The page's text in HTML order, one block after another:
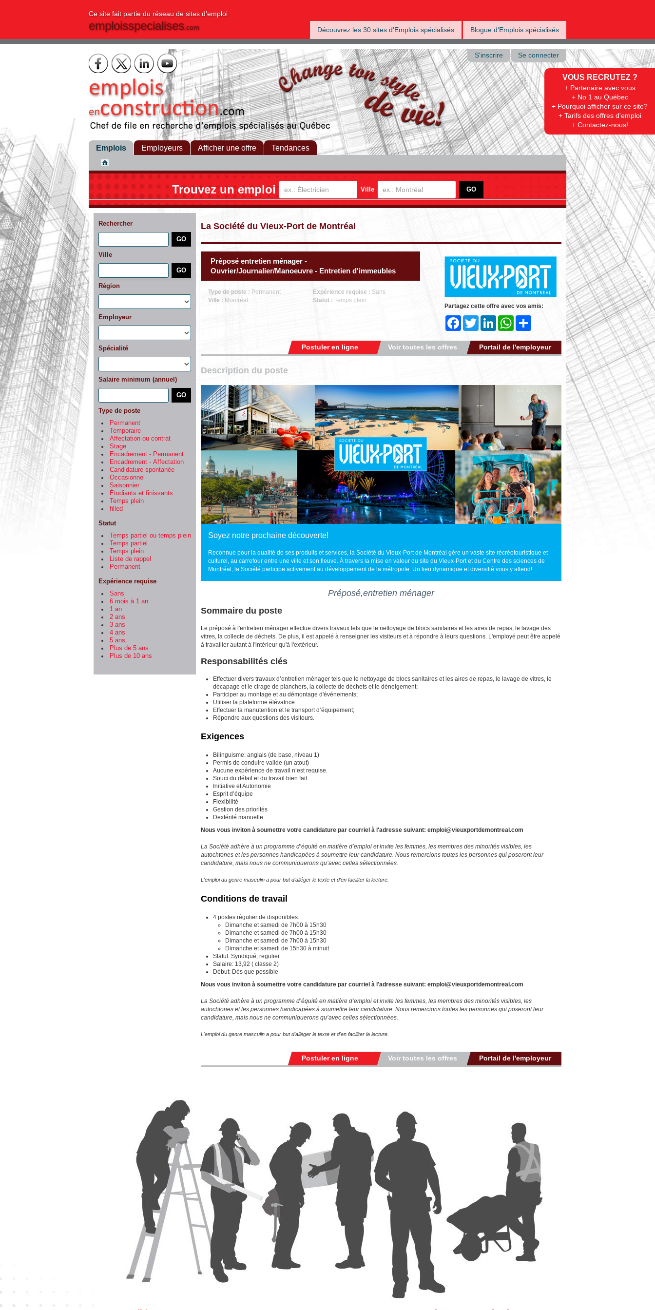
Ce site fait partie du réseau de sites d'emploi
emploisspecialises.com Découvrez les 30 sites d'Emplois spécialisés Blogue d'Emplois spécialisés
VOUS RECRUTEZ ?
+ Partenaire avec vous
+ No 1 au Québec
+ Pourquoi afficher sur ce site?
+ Tarifs des offres d'emploi
+ Contactez-nous!
S'inscrire Se connecter
Emplois Employeurs Afficher une offre Tendances
Trouvez un emploi Ville
Rechercher
Ville
Région
Employeur
Spécialité
Salaire minimum (annuel)
Type de poste
Permanent
Temporaire
Affectation ou contrat
Stage
Encadrement - Permanent
Encadrement - Affectation
Candidature spontanée
Occasionnel
Saisonnier
Étudiants et finissants
Temps plein
filled
Statut
Temps partiel ou temps plein
Temps partiel
Temps plein
Liste de rappel
Permanent
Expérience requise
Sans
6 mois à 1 an
1 an
2 ans
3 ans
4 ans
5 ans
Plus de 5 ans
Plus de 10 ans
La Société du Vieux-Port de Montréal
Préposé entretien ménager -
Ouvrier/Journalier/Manoeuvre - Entretien d'immeubles
Type de poste : Permanent
Ville : Montréal
Expérience requise : Sans
Statut : Temps plein
Partagez cette offre avec vos amis:
FacebookTwitter LinkedIn WhatsApp
Portail de l'employeur
Voir toutes les offres
Postuler en ligne
Description du poste
Soyez notre prochaine découverte!
Reconnue pour la qualité de ses produits et services, la Société du Vieux-Port de Montréal gère un vaste site récréotouristique et
culturel, au carrefour entre une ville et son fleuve. À travers la mise en valeur du site du Vieux-Port et du Centre des sciences de
Montréal, la Société participe activement au développement de la métropole. Un lieu dynamique et diversifié vous y attend!
Préposé,entretien ménager
Sommaire du poste
Le préposé à l'entretien ménager effectue divers travaux tels que le nettoyage de blocs sanitaires et les aires de repas, le lavage des
vitres, la collecte de déchets. De plus, il est appelé à renseigner les visiteurs et à répondre à leurs questions. L'employé peut être appelé
à travailler autant à l'intérieur qu'à l'extérieur.
Responsabilités clés
Effectuer divers travaux d’entretien ménager tels que le nettoyage de blocs sanitaires et les aires de repas, le lavage de vitres, le
décapage et le cirage de planchers, la collecte de déchets et le déneigement;
Participer au montage et au démontage d'événements;
Utiliser la plateforme élévatrice
Effectuer la manutention et le transport d’équipement;
Répondre aux questions des visiteurs.
Exigences
Bilinguisme: anglais (de base, niveau 1)
Permis de conduire valide (un atout)
Aucune expérience de travail n’est requise.
Souci du détail et du travail bien fait
Initiative et Autonomie
Esprit d’équipe
Flexibilité
Gestion des priorités
Dextérité manuelle
Nous vous inviton à soumettre votre candidature par courriel à l'adresse suivant: emploi@vieuxportdemontreal.com
La Société adhère à un programme d’équité en matière d’emploi et invite les femmes, les membres des minorités visibles, les
autochtones et les personnes handicapées à soumettre leur candidature. Nous remercions toutes les personnes qui poseront leur
candidature, mais nous ne communiquerons qu’avec celles sélectionnées.
L'emploi du genre masculin a pour but d'alléger le texte et d'en faciliter la lecture.
Conditions de travail
4 postes régulier de disponibles:
Dimanche et samedi de 7h00 à 15h30
Dimanche et samedi de 7h00 à 15h30
Dimanche et samedi de 7h00 à 15h30
Dimanche et samedi de 15h30 à minuit
Statut: Syndiqué, regulier
Salaire: 13,92 ( classe 2)
Début: Dès que possible
Nous vous inviton à soumettre votre candidature par courriel à l'adresse suivant: emploi@vieuxportdemontreal.com
La Société adhère à un programme d’équité en matière d’emploi et invite les femmes, les membres des minorités visibles, les
autochtones et les personnes handicapées à soumettre leur candidature. Nous remercions toutes les personnes qui poseront leur
candidature, mais nous ne communiquerons qu’avec celles sélectionnées.
L'emploi du genre masculin a pour but d'alléger le texte et d'en faciliter la lecture.
Portail de l'employeur
Voir toutes les offres
Postuler en ligne